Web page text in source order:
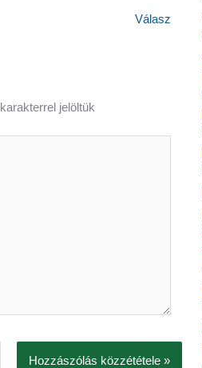
Válasz
karakterrel jelöltük